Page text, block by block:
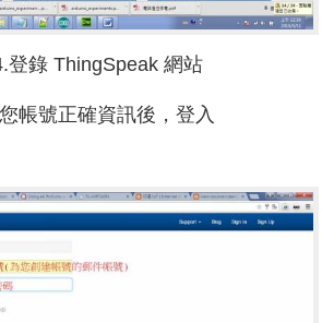
登錄 ThingSpeak 網站
帳號正確資訊後，登入